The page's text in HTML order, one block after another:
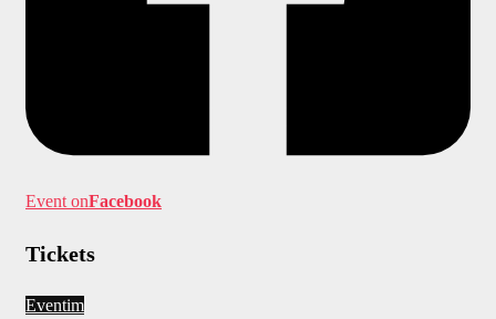
Event onFacebook
Tickets
Eventim